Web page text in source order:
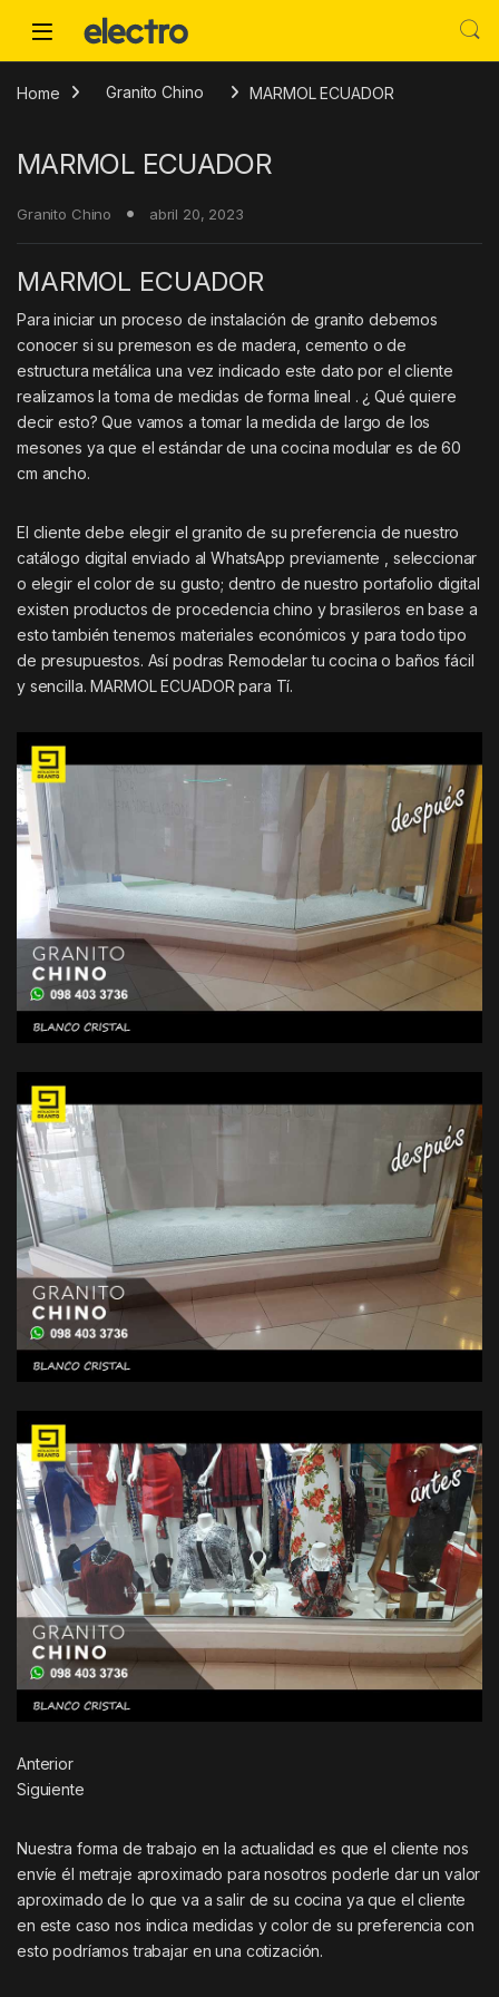
Home Granito Chino MARMOL ECUADOR
MARMOL ECUADOR
Granito Chino abril 20, 2023
MARMOL ECUADOR
Para iniciar un proceso de instalación de granito debemos
conocer si su premeson es de madera, cemento o de
estructura metálica una vez indicado este dato por el cliente
realizamos la toma de medidas de forma lineal . ¿ Qué quiere
decir esto? Que vamos a tomar la medida de largo de los
mesones ya que el estándar de una cocina modular es de 60
cm ancho.
El cliente debe elegir el granito de su preferencia de nuestro
catálogo digital enviado al WhatsApp previamente , seleccionar
o elegir el color de su gusto; dentro de nuestro portafolio digital
existen productos de procedencia chino y brasileros en base a
esto también tenemos materiales económicos y para todo tipo
de presupuestos. Así podras Remodelar tu cocina o baños fácil
y sencilla. MARMOL ECUADOR para Tí.
Anterior
Siguiente
Nuestra forma de trabajo en la actualidad es que el cliente nos
envíe él metraje aproximado para nosotros poderle dar un valor
aproximado de lo que va a salir de su cocina ya que el cliente
en este caso nos indica medidas y color de su preferencia con
esto podríamos trabajar en una cotización.